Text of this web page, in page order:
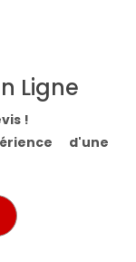
Ligne
!
d'une